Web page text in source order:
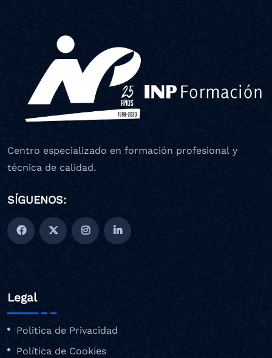
Centro especializado en formación profesional y
técnica de calidad.
SÍGUENOS:
Legal
Politica de Privacidad
Política de Cookies